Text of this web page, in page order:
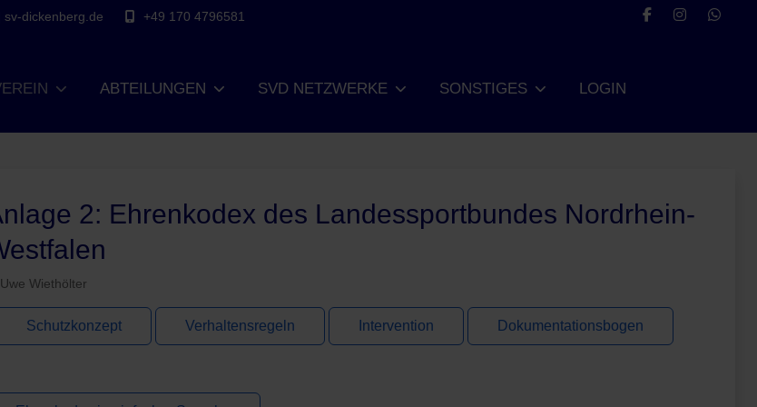
dickenberg.de
+49 170 4796581
ABTEILUNGEN SVD NETZWERKE SONSTIGES LOGIN
2: Ehrenkodex des Landessportbundes Nordrhein-
Uwe Wiethölter
Schutzkonzept Verhaltensregeln Intervention Dokumentationsbogen